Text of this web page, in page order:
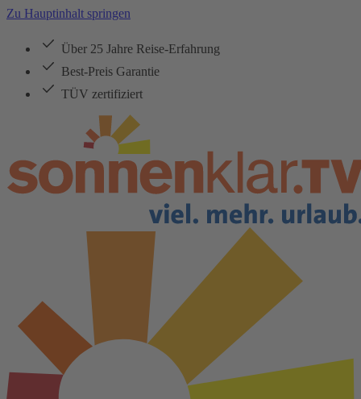
Zu Hauptinhalt springen
Über 25 Jahre Reise-Erfahrung
Best-Preis Garantie
TÜV zertifiziert